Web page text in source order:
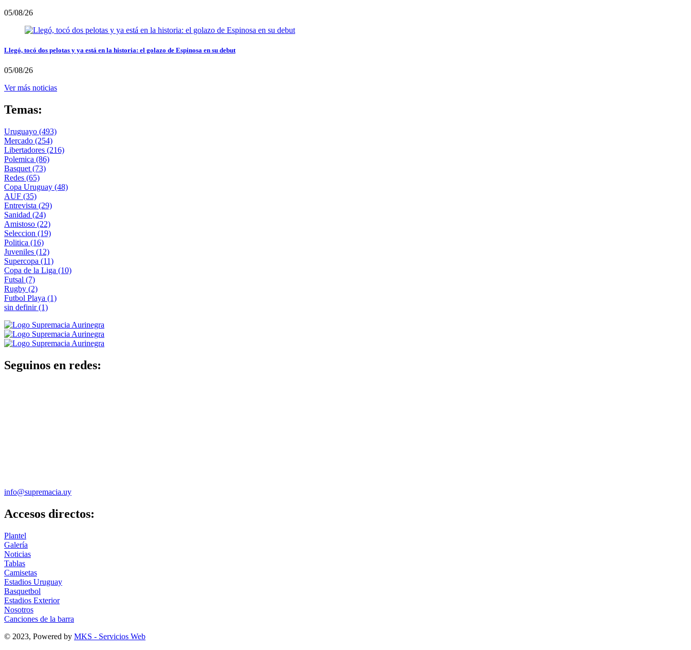
05/08/26
Llegó, tocó dos pelotas y ya está en la historia: el golazo de Espinosa en su debut
05/08/26
Ver más noticias
Temas:
Uruguayo (493)
Mercado (254)
Libertadores (216)
Polemica (86)
Basquet (73)
Redes (65)
Copa Uruguay (48)
AUF (35)
Entrevista (29)
Sanidad (24)
Amistoso (22)
Seleccion (19)
Politica (16)
Juveniles (12)
Supercopa (11)
Copa de la Liga (10)
Futsal (7)
Rugby (2)
Futbol Playa (1)
sin definir(1)
Seguinos en redes:
info@supremacia.uy
Accesos directos:
Plantel
Galería
Noticias
Tablas
Camisetas
Estadios Uruguay
Basquetbol
Estadios Exterior
Nosotros
Canciones de la barra
© 2023, Powered by MKS - Servicios Web